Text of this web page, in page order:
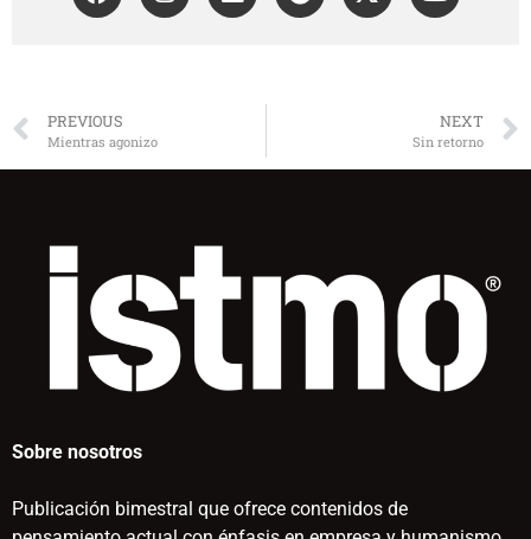
PREVIOUS
Mientras agonizo
NEXT
Sin retorno
Sobre nosotros
Publicación bimestral que ofrece contenidos de